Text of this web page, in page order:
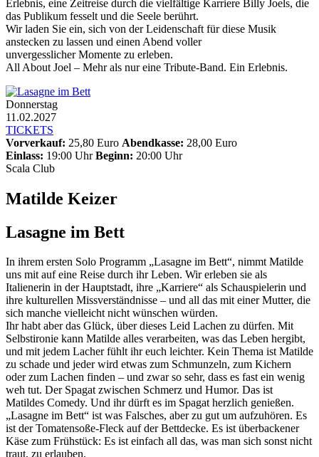
Erlebnis, eine Zeitreise durch die vielfältige Karriere Billy Joels, die
das Publikum fesselt und die Seele berührt.
Wir laden Sie ein, sich von der Leidenschaft für diese Musik
anstecken zu lassen und einen Abend voller
unvergesslicher Momente zu erleben.
All About Joel – Mehr als nur eine Tribute-Band. Ein Erlebnis.
Donnerstag
11.02.2027
TICKETS
Vorverkauf: 25,80 Euro Abendkasse: 28,00 Euro
Einlass: 19:00 UhrBeginn: 20:00 Uhr
Scala Club
Matilde Keizer
Lasagne im Bett
In ihrem ersten Solo Programm „Lasagne im Bett“, nimmt Matilde
uns mit auf eine Reise durch ihr Leben. Wir erleben sie als
Italienerin in der Hauptstadt, ihre „Karriere“ als Schauspielerin und
ihre kulturellen Missverständnisse – und all das mit einer Mutter, die
sich manche vielleicht nicht wünschen würden.
Ihr habt aber das Glück, über dieses Leid Lachen zu dürfen. Mit
Selbstironie kann Matilde alles verarbeiten, was das Leben hergibt,
und mit jedem Lacher fühlt ihr euch leichter. Kein Thema ist Matilde
zu schade und jeder wird etwas zum Schmunzeln, zum Kichern
oder zum Lachen finden – und zwar so sehr, dass es fast ein wenig
weh tut. Der Spagat zwischen Schmerz und Humor. Das ist
Matildes Comedy. Und ihr dürft es im Spagat herzlich genießen.
„Lasagne im Bett“ ist was Falsches, aber zu gut um aufzuhören. Es
ist der Tomatensoße-Fleck auf der Bettdecke. Es ist überbackener
Käse zum Frühstück: Es ist einfach all das, was man sich sonst nicht
traut, zu erlauben.